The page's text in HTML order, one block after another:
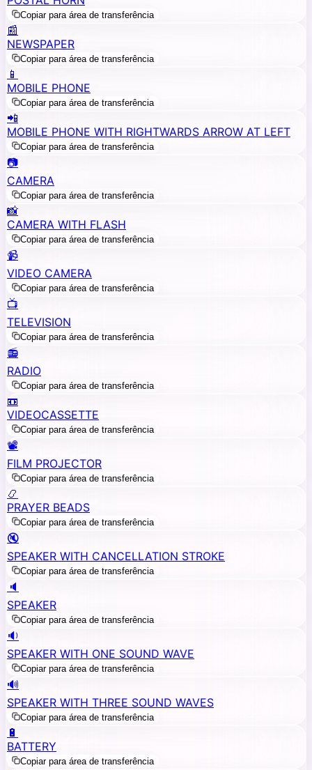
Copiar para área de transferência
📰
NEWSPAPER
Copiar para área de transferência
📱
MOBILE PHONE
Copiar para área de transferência
📲
MOBILE PHONE WITH RIGHTWARDS ARROW AT LEFT
Copiar para área de transferência
📷
CAMERA
Copiar para área de transferência
📸
CAMERA WITH FLASH
Copiar para área de transferência
📹
VIDEO CAMERA
Copiar para área de transferência
📺
TELEVISION
Copiar para área de transferência
📻
RADIO
Copiar para área de transferência
📼
VIDEOCASSETTE
Copiar para área de transferência
📽️
FILM PROJECTOR
Copiar para área de transferência
📿
PRAYER BEADS
Copiar para área de transferência
🔇
SPEAKER WITH CANCELLATION STROKE
Copiar para área de transferência
🔈
SPEAKER
Copiar para área de transferência
🔉
SPEAKER WITH ONE SOUND WAVE
Copiar para área de transferência
🔊
SPEAKER WITH THREE SOUND WAVES
Copiar para área de transferência
🔋
BATTERY
Copiar para área de transferência